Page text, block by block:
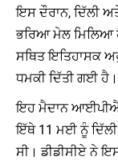
ਇਸ ਦੌਰਾਨ, ਦਿੱਲੀ
ਭਰਿਆ ਮੇਲ ਮਿਲਿਆ
ਸਥਿਤ ਇਤਿਹਾਸਕ
ਧਮਕੀ ਦਿੱਤੀ ਗਈ ਹੈ।
ਇਹ ਮੈਦਾਨ
ਇੱਥੇ 11 ਮਈ ਨੂੰ
ਸੀ। ਡੀਡੀਸੀਏ ਨੇ